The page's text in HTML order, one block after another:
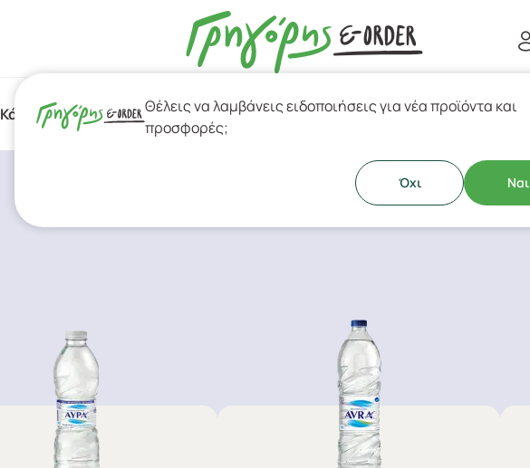
Κάψουλες Espresso & Ελληνικός ΚαφέςΘέλεις να λαμβάνεις ειδοποιήσεις για νέα προϊόντα και
προσφορές;
Όχι Ναι